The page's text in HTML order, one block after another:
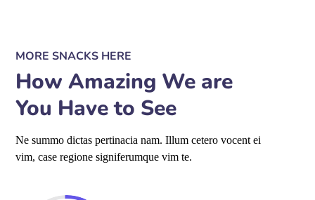
MORE SNACKS HERE
How Amazing We are
You Have to See
Ne summo dictas pertinacia nam. Illum cetero vocent ei
vim, case regione signiferumque vim te.